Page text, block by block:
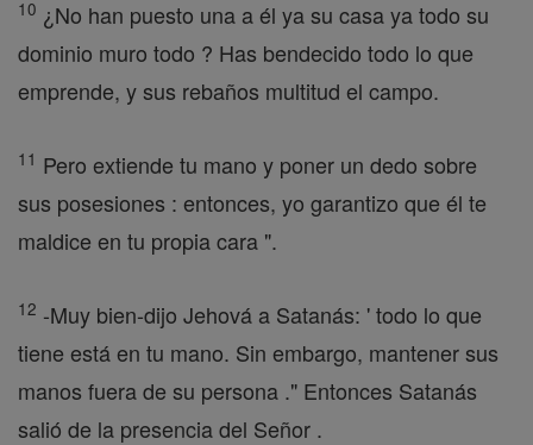
10 ¿No han puesto una a él ya su casa ya todo su
dominio muro todo ? Has bendecido todo lo que
emprende, y sus rebaños multitud el campo.
11 Pero extiende tu mano y poner un dedo sobre
sus posesiones : entonces, yo garantizo que él te
maldice en tu propia cara ".
12 -Muy bien-dijo Jehová a Satanás: ' todo lo que
tiene está en tu mano. Sin embargo, mantener sus
manos fuera de su persona ." Entonces Satanás
salió de la presencia del Señor .